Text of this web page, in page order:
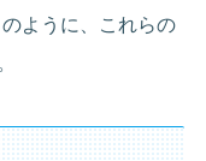
ように、これらの